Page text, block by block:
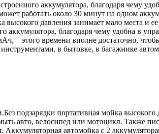
аккумулятора, благодаря чему
работать около 30 минут на одном
давления занимает мало места и
благодаря чему удобна в
– этого времени вполне достаточно,
в бытовке, в багажнике
подзарядки портативная мойка
авто, велосипед или мотоцикл. Также
автомойка с 2